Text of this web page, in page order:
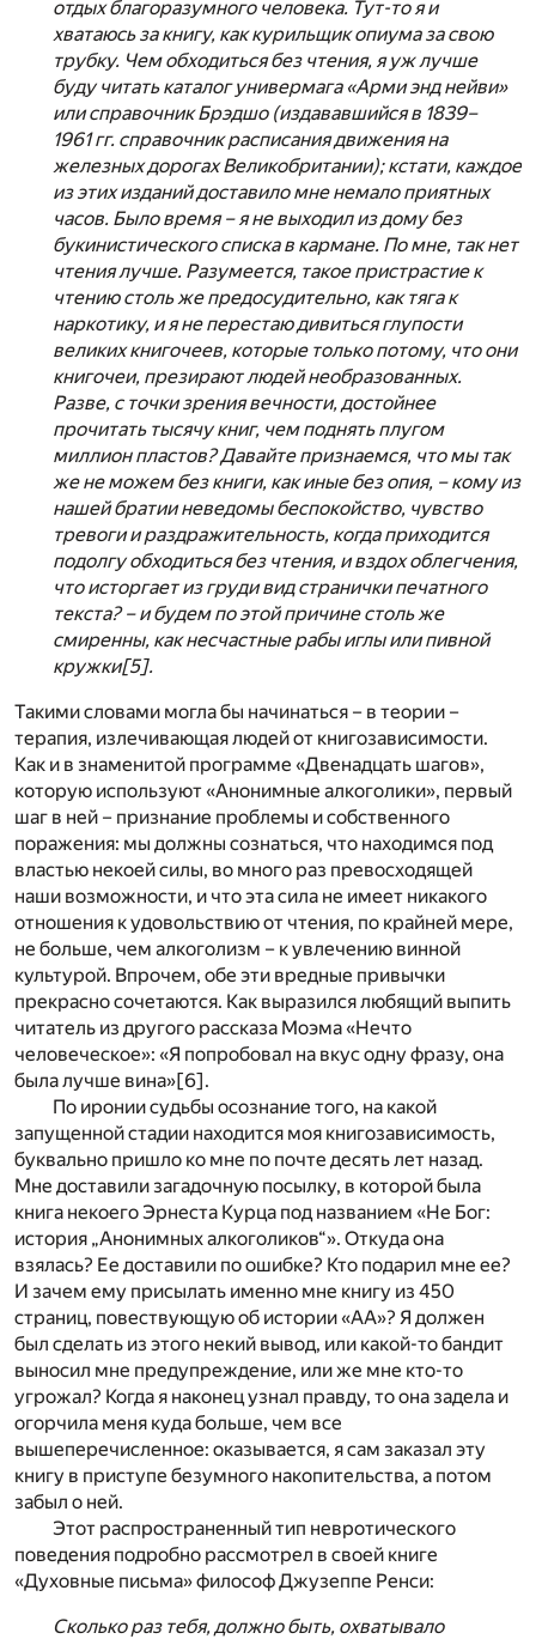
отдых благоразумного человека. Тут-то я и
хватаюсь за книгу, как курильщик опиума за свою
трубку. Чем обходиться без чтения, я уж лучше
буду читать каталог универмага «Арми энд нейви»
или справочник Брэдшо (издававшийся в 1839–
1961 гг. справочник расписания движения на
железных дорогах Великобритании); кстати, каждое
из этих изданий доставило мне немало приятных
часов. Было время – я не выходил из дому без
букинистического списка в кармане. По мне, так нет
чтения лучше. Разумеется, такое пристрастие к
чтению столь же предосудительно, как тяга к
наркотику, и я не перестаю дивиться глупости
великих книгочеев, которые только потому, что они
книгочеи, презирают людей необразованных.
Разве, с точки зрения вечности, достойнее
прочитать тысячу книг, чем поднять плугом
миллион пластов? Давайте признаемся, что мы так
же не можем без книги, как иные без опия, – кому из
нашей братии неведомы беспокойство, чувство
тревоги и раздражительность, когда приходится
подолгу обходиться без чтения, и вздох облегчения,
что исторгает из груди вид странички печатного
текста? – и будем по этой причине столь же
смиренны, как несчастные рабы иглы или пивной
кружки[5].
Такими словами могла бы начинаться – в теории –
терапия, излечивающая людей от книгозависимости.
Как и в знаменитой программе «Двенадцать шагов»,
которую используют «Анонимные алкоголики», первый
шаг в ней – признание проблемы и собственного
поражения: мы должны сознаться, что находимся под
властью некоей силы, во много раз превосходящей
наши возможности, и что эта сила не имеет никакого
отношения к удовольствию от чтения, по крайней мере,
не больше, чем алкоголизм – к увлечению винной
культурой. Впрочем, обе эти вредные привычки
прекрасно сочетаются. Как выразился любящий выпить
читатель из другого рассказа Моэма «Нечто
человеческое»: «Я попробовал на вкус одну фразу, она
была лучше вина»[6].
По иронии судьбы осознание того, на какой
запущенной стадии находится моя книгозависимость,
буквально пришло ко мне по почте десять лет назад.
Мне доставили загадочную посылку, в которой была
книга некоего Эрнеста Курца под названием «Не Бог:
история „Анонимных алкоголиков“». Откуда она
взялась? Ее доставили по ошибке? Кто подарил мне ее?
И зачем ему присылать именно мне книгу из 450
страниц, повествующую об истории «АА»? Я должен
был сделать из этого некий вывод, или какой-то бандит
выносил мне предупреждение, или же мне кто-то
угрожал? Когда я наконец узнал правду, то она задела и
огорчила меня куда больше, чем все
вышеперечисленное: оказывается, я сам заказал эту
книгу в приступе безумного накопительства, а потом
забыл о ней.
Этот распространенный тип невротического
поведения подробно рассмотрел в своей книге
«Духовные письма» философ Джузеппе Ренси:
Сколько раз тебя, должно быть, охватывало